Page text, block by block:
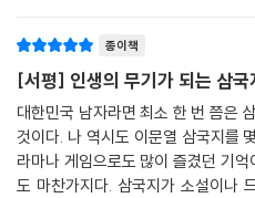
술이나 대응법이 하나의 상식이자 나
다는 것을 알 수 있을 것이다. 그리고
들이고 변형하여 삶의 무기로서 사용
질 것이다.
매일매일 미래를 꿈꾸며 과거에 취하
종이책
[서평] 인생의 무기가 되는 삼국
대한민국 남자라면 최소 한 번 쯤은
것이다. 나 역시도 이문열 삼국지를
라마나 게임으로도 많이 즐겼던 기억
도 마찬가지다. 삼국지가 소설이나